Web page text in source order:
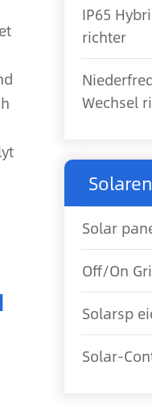
IP65
richter
Wechsel
Solar
Off/On
Solarsp
Solar-